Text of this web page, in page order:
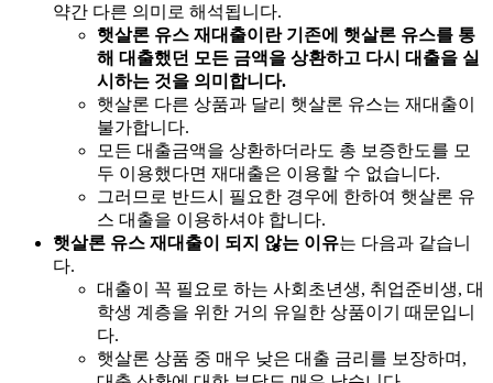
약간 다른 의미로 해석됩니다.
햇살론 유스 재대출이란 기존에 햇살론 유스를 통
해 대출했던 모든 금액을 상환하고 다시 대출을 실
시하는 것을 의미합니다.
햇살론 다른 상품과 달리 햇살론 유스는 재대출이
불가합니다.
모든 대출금액을 상환하더라도 총 보증한도를 모
두 이용했다면 재대출은 이용할 수 없습니다.
그러므로 반드시 필요한 경우에 한하여 햇살론 유
스 대출을 이용하셔야 합니다.
햇살론 유스 재대출이 되지 않는 이유는 다음과 같습니
다.
대출이 꼭 필요로 하는 사회초년생, 취업준비생, 대
학생 계층을 위한 거의 유일한 상품이기 때문입니
다.
햇살론 상품 중 매우 낮은 대출 금리를 보장하며,